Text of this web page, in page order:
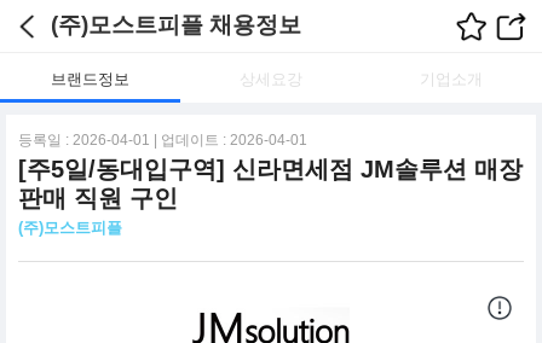
(주)모스트피플 채용정보
브랜드정보 상세요강 기업소개
등록일 : 2026-04-01 | 업데이트 : 2026-04-01
[주5일/동대입구역] 신라면세점 JM솔루션 매장
판매 직원 구인
(주)모스트피플